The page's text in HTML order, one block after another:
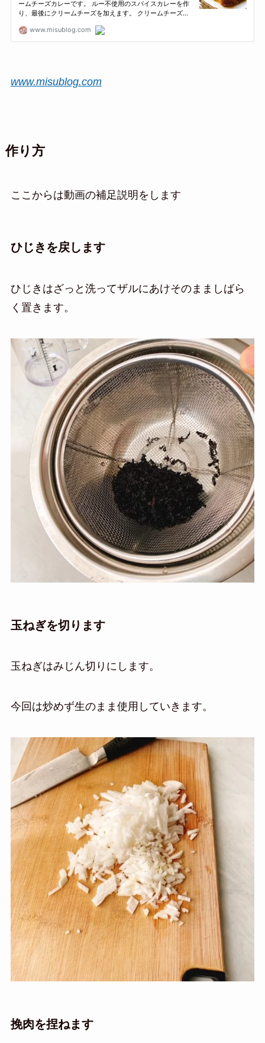
www.misublog.com
作り方
ここからは動画の補足説明をします
ひじきを戻します
ひじきはざっと洗ってザルにあけそのまましばら
く置きます。
玉ねぎを切ります
玉ねぎはみじん切りにします。
今回は炒めず生のまま使用していきます。
挽肉を捏ねます